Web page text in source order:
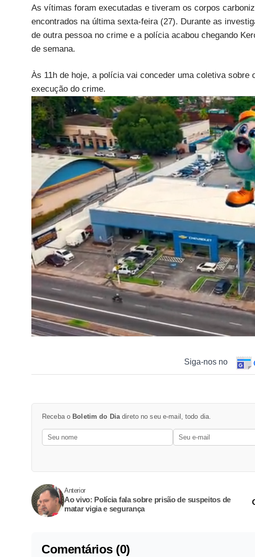
As vítimas foram executadas e tiveram os corpos
encontrados na última sexta-feira (27). Durante as
de outra pessoa no crime e a polícia acabou chegando
de semana.
Às 11h de hoje, a polícia vai conceder uma coletiva
execução do crime.
Siga-nos no
Receba o Boletim do Diadireto no seu e-mail, todo dia.
Anterior
Ao vivo: Polícia fala sobre prisão de suspeitos de
matar vigia e segurança
Comentários (0)